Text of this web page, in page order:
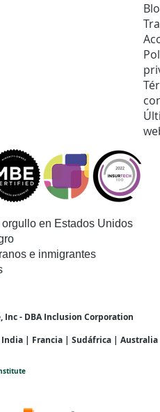
en Estados Unidos
e inmigrantes
Inc - DBA Inclusion Corporation
India | Francia | Sudáfrica | Australia